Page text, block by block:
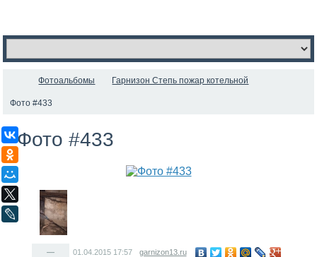
ВКонтакте
LiveJournal
Фотоальбомы Гарнизон Степь пожар котельной
Фото #433
Фото #433
— 01.04.2015 17:57 garnizon13.ru